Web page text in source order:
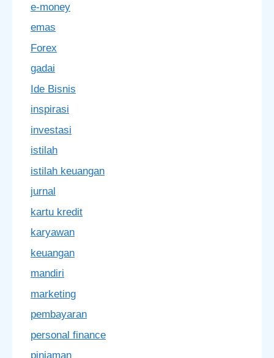
e-money
emas
Forex
gadai
Ide Bisnis
inspirasi
investasi
istilah
istilah keuangan
jurnal
kartu kredit
karyawan
keuangan
mandiri
marketing
pembayaran
personal finance
pinjaman